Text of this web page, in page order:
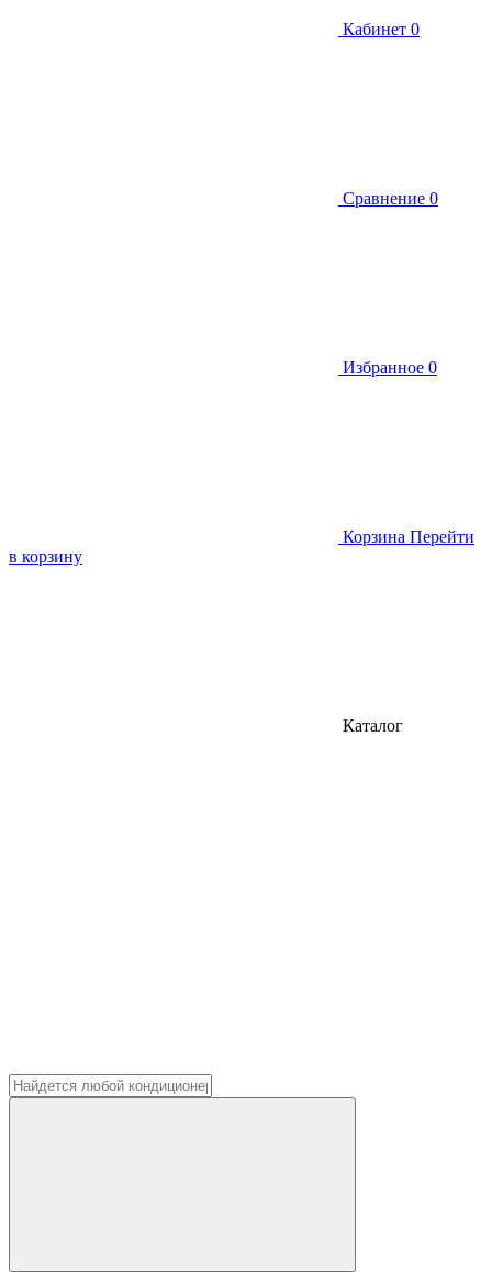
Кабинет 0
Сравнение 0
Избранное 0
Корзина Перейти
в корзину
Каталог